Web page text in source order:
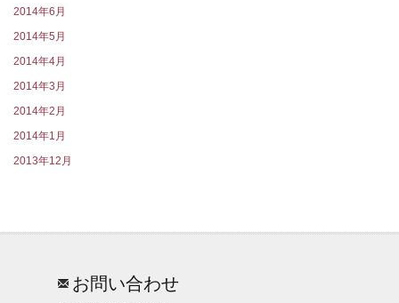
2014年6月
2014年5月
2014年4月
2014年3月
2014年2月
2014年1月
2013年12月
お問い合わせ